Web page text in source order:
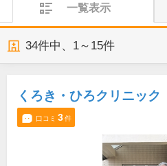
一覧表示
34件中、 1～15件
くろき・ひろクリニック
口コミ 3件